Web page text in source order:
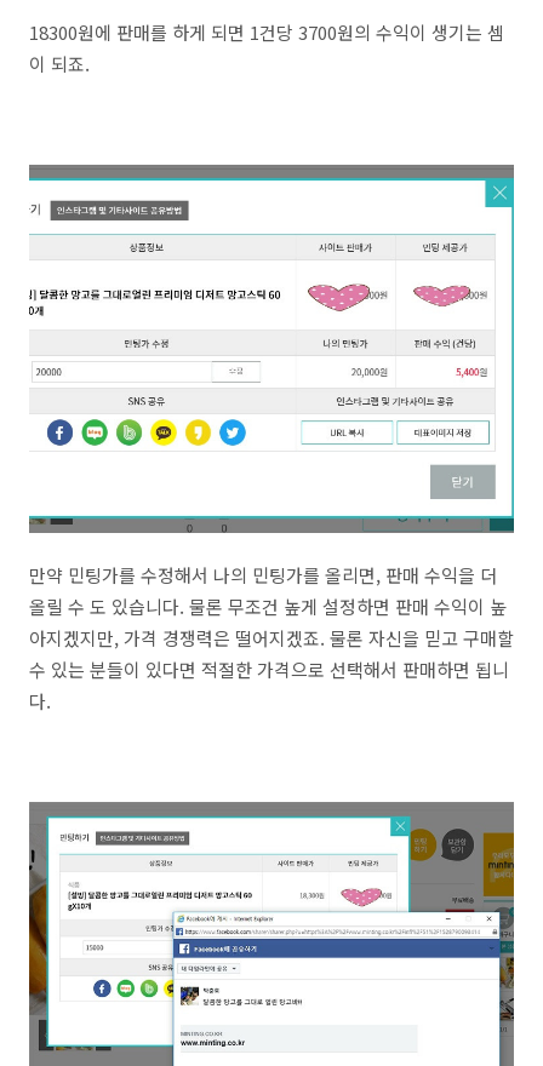
18300원에 판매를 하게 되면 1건당 3700원의 수익이 생기는 셈
이 되죠.
만약 민팅가를 수정해서 나의 민팅가를 올리면, 판매 수익을 더
올릴 수 도 있습니다. 물론 무조건 높게 설정하면 판매 수익이 높
아지겠지만, 가격 경쟁력은 떨어지겠죠. 물론 자신을 믿고 구매할
수 있는 분들이 있다면 적절한 가격으로 선택해서 판매하면 됩니
다.